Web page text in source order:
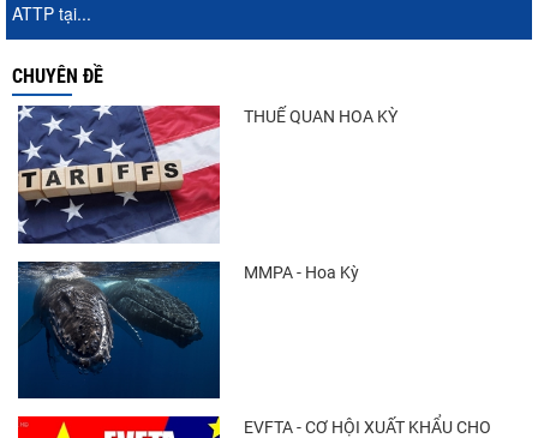
ATTP tại...
CHUYÊN ĐỀ
THUẾ QUAN HOA KỲ
MMPA - Hoa Kỳ
EVFTA - CƠ HỘI XUẤT KHẨU CHO